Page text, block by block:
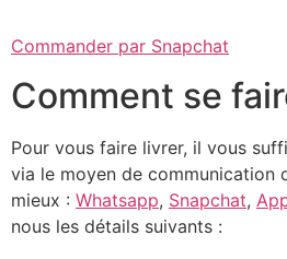
Commander par Snapchat
Comment se
Pour vous faire livrer, il vous
via le moyen de communication
mieux : Whatsapp, Snapchat,
nous les détails suivants :